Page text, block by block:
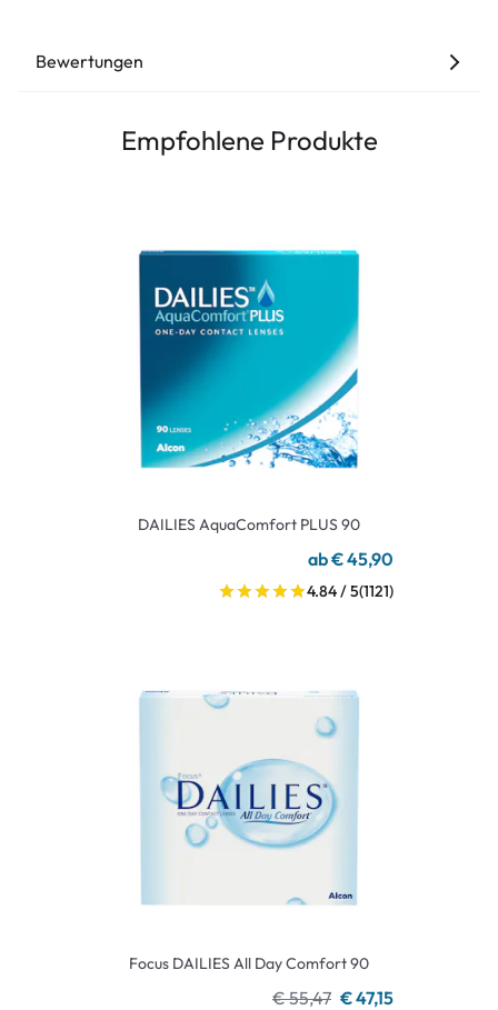
Bewertungen
Empfohlene Produkte
DAILIES AquaComfort PLUS 90
ab € 45,90
4.84 / 5(1121)
Focus DAILIES All Day Comfort 90
€ 55,47 € 47,15